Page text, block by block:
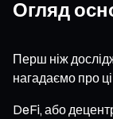
Огляд
Перш ніж
нагадаємо про
DeFi, або